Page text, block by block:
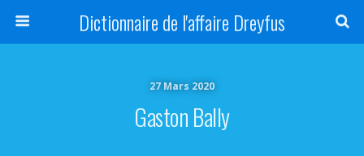
Dictionnaire de l'affaire Dreyfus
27 Mars 2020
Gaston Bally